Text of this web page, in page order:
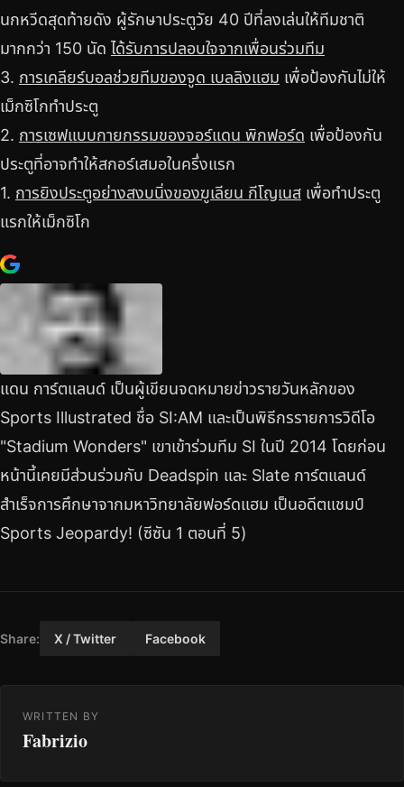
นกหวีดสุดท้ายดัง ผู้รักษาประตูวัย 40 ปีที่ลงเล่นให้ทีมชาติ
มากกว่า 150 นัด ได้รับการปลอบใจจากเพื่อนร่วมทีม
3. การเคลียร์บอลช่วยทีมของจูด เบลลิงแฮม เพื่อป้องกันไม่ให้
เม็กซิโกทำประตู
2. การเซฟแบบกายกรรมของจอร์แดน พิกฟอร์ด เพื่อป้องกัน
ประตูที่อาจทำให้สกอร์เสมอในครึ่งแรก
1. การยิงประตูอย่างสงบนิ่งของฆูเลียน กีโญเนส เพื่อทำประตู
แรกให้เม็กซิโก
แดน การ์ตแลนด์ เป็นผู้เขียนจดหมายข่าวรายวันหลักของ
Sports Illustrated ชื่อ SI:AM และเป็นพิธีกรรายการวิดีโอ
"Stadium Wonders" เขาเข้าร่วมทีม SI ในปี 2014 โดยก่อน
หน้านี้เคยมีส่วนร่วมกับ Deadspin และ Slate การ์ตแลนด์
สำเร็จการศึกษาจากมหาวิทยาลัยฟอร์ดแฮม เป็นอดีตแชมป์
Sports Jeopardy! (ซีซัน 1 ตอนที่ 5)
Share: X / Twitter Facebook
WRITTEN BY
Fabrizio